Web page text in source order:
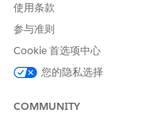
使用条款
参与准则
Cookie 首选项中心
您的隐私选择
COMMUNITY